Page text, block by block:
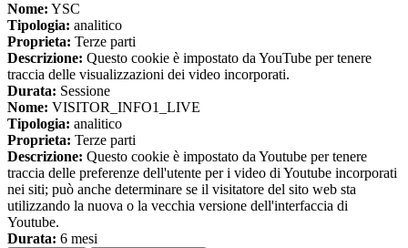
Nome: YSC
Tipologia: analitico
Proprieta: Terze parti
Descrizione: Questo cookie è impostato da YouTube per tenere
traccia delle visualizzazioni dei video incorporati.
Durata: Sessione
Nome: VISITOR_INFO1_LIVE
Tipologia: analitico
Proprieta: Terze parti
Descrizione: Questo cookie è impostato da Youtube per tenere
traccia delle preferenze dell'utente per i video di Youtube incorporati
nei siti; può anche determinare se il visitatore del sito web sta
utilizzando la nuova o la vecchia versione dell'interfaccia di
Youtube.
Durata: 6 mesi